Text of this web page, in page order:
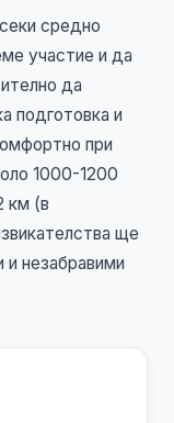
средно
участие и да
да
подготовка и
при
1000-1200
км (в
ще
и незабравими